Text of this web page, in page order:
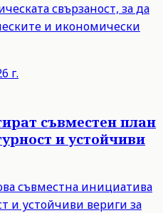
свързаност, за да
и икономически
г.
съвместен план
и устойчиви
съвместна инициатива
и устойчиви вериги за